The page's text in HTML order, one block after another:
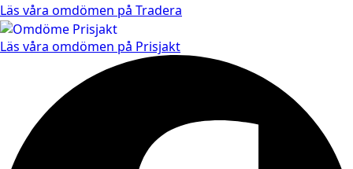
Läs våra omdömen på Tradera
Läs våra omdömen på Prisjakt